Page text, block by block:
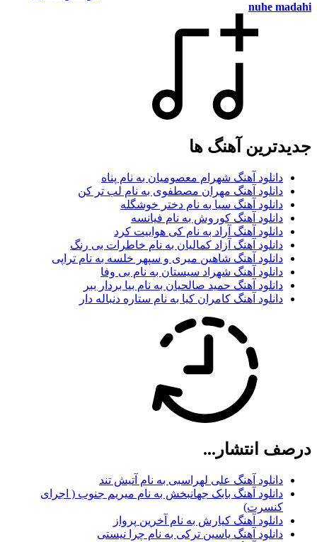
nuhe madahi
جدیدترین آهنگ ها
دانلود آهنگ شهرام معصومیان به نام پناه
دانلود آهنگ مهران مصطفوی به نام لب تر کن
دانلود آهنگ سیا به نام دختر خوشگله
دانلود آهنگ کوروش به نام فیانسه
دانلود آهنگ آراد به نام کی هواییت کرد
دانلود آهنگ آزاد کمالیان به نام خاطرات بی رنگ
دانلود آهنگ شاهین میری و سپهر خلسه به نام تراپی
دانلود آهنگ شهراد سیستان به نام بی وفا
دانلود آهنگ حمید صالحیان به نام بیا بردار ببر
دانلود آهنگ کامران کیا به نام ستاره دنباله دار
درصف انتشار...
دانلود آهنگ علی لهراسبی به نام آتیش تند
دانلود آهنگ بابک جهانبخش به نام میریم جنوب ( اجرای
کنسرت)
دانلود آهنگ کیارش به نام آخرین پرواز
دانلود آهنگ یاسین ترکی به نام چرا نیستی